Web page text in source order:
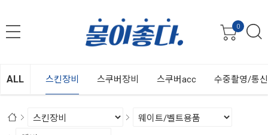
0
ALL 스킨장비 스쿠버장비 스쿠버acc 수중촬영/통